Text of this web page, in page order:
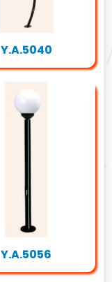
Y.A.5040
Y.A.5056